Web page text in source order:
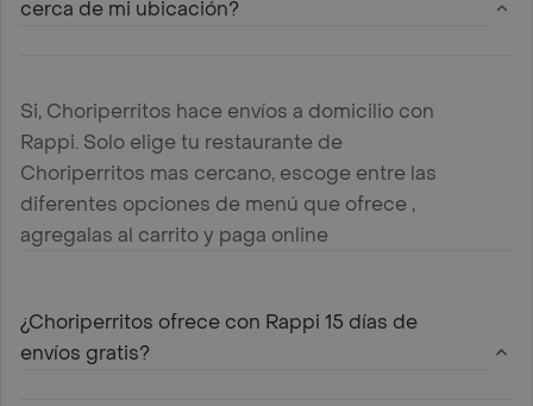
cerca de mi ubicación?
Si, Choriperritos hace envíos a domicilio con
Rappi. Solo elige tu restaurante de
Choriperritos mas cercano, escoge entre las
diferentes opciones de menú que ofrece ,
agregalas al carrito y paga online
¿Choriperritos ofrece con Rappi 15 días de
envíos gratis?